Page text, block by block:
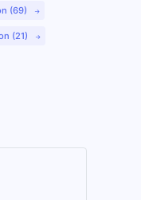
(69)
(21)